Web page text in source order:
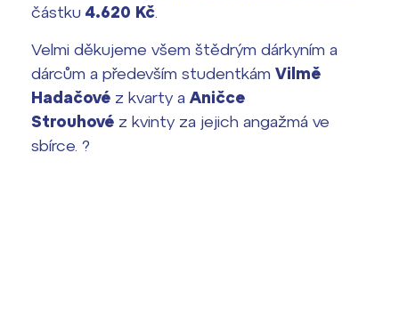
FOCUSing
Zahraniční stipendia
ČAG studentský
Maturitní témata
Office 365
částku 4.620 Kč
Velmi děkujeme všem štědrým dárkyním a
dárcům a především studentkám Vilmě
Hadačové z kvarty a Aničce
Strouhové z kvinty za jejich angažmá ve
sbírce. ?